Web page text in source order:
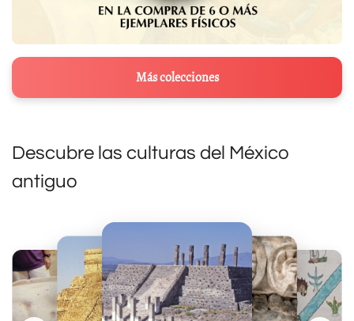
Más colecciones
Descubre las culturas del México
antiguo